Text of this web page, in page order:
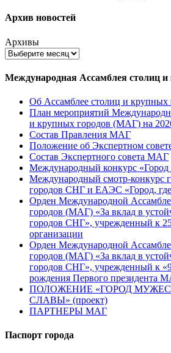
Архив новостей
Архивы
Международная Ассамблея столиц и
Об Ассамблее столиц и
План мероприятий
и крупных городов (МАГ) на
Состав Правления МАГ
Положение об Экспертном
Состав Экспертного совета МАГ
Международный конкурс
Международный смотр-конкурс
городов СНГ и ЕАЭС «Город, где
Орден Международной
городов (МАГ) «За вклад в
городов СНГ», учрежденный к
организации
Орден Международной
городов (МАГ) «За вклад в
городов СНГ», учрежденный к
рождения Первого
ПОЛОЖЕНИЕ «ГОРОД
СЛАВЫ» (проект)
ПАРТНЕРЫ МАГ
Паспорт города